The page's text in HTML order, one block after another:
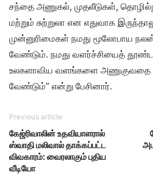
சந்தை அணுகல், முதலீடுகள்,
மற்றும் சுற்றுலா என எதுவாக
முன்னுரிமைகள் நமது மூலோபாய
வேண்டும். நமது வளர்ச்சியைத்
உலகளாவிய வளங்களை அணுகுவதை
வேண்டும்” என்று பேசினார்.
Previous article
கேஜ்ரிவாலின் உதவியாளரால்
ஸ்வாதி மலிவால் தாக்கப்பட்ட
விவகாரம்: வைரலாகும் புதிய
வீடியோ